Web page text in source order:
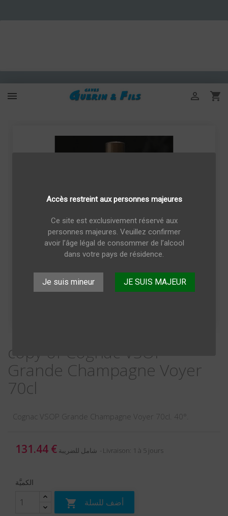
Accès restreint aux personnes majeures
Ce site est exclusivement réservé aux
personnes majeures. Veuillez confirmer
avoir l’âge légal de consommer de l’alcool
dans votre pays de résidence.
Je suis mineur JE SUIS MAJEUR
 

copy of Cognac VSOP
Grande Champagne Voyer
70cl
Cognac VSOP Grande Champagne Voyer 70cl. 40°.
131.44 € Livraison: 1 à 5 jours
الكميَّة
 أضف للسلة